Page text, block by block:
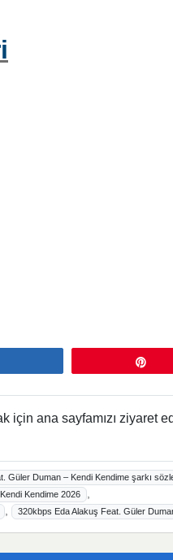
için ana sayfamızı ziyaret
Güler Duman – Kendi Kendime şarkı
Kendime 2026 ,
, 320kbps Eda Alakuş Feat. Güler